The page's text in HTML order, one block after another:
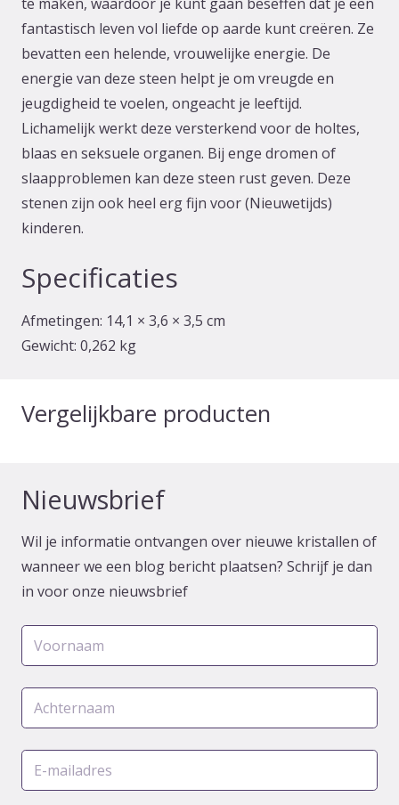
te maken, waardoor je kunt gaan beseffen dat je een
fantastisch leven vol liefde op aarde kunt creëren. Ze
bevatten een helende, vrouwelijke energie. De
energie van deze steen helpt je om vreugde en
jeugdigheid te voelen, ongeacht je leeftijd.
Lichamelijk werkt deze versterkend voor de holtes,
blaas en seksuele organen. Bij enge dromen of
slaapproblemen kan deze steen rust geven. Deze
stenen zijn ook heel erg fijn voor (Nieuwetijds)
kinderen.
Specificaties
Afmetingen: 14,1 × 3,6 × 3,5 cm
Gewicht: 0,262 kg
Vergelijkbare producten
Nieuwsbrief
Wil je informatie ontvangen over nieuwe kristallen of
wanneer we een blog bericht plaatsen? Schrijf je dan
in voor onze nieuwsbrief